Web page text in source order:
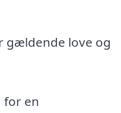
gældende love og
for en